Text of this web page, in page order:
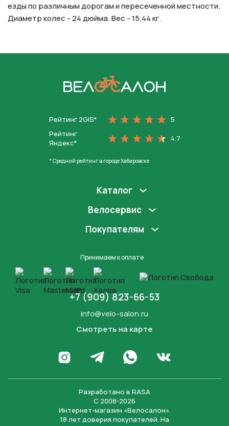
езды по различным дорогам и пересеченной местности.
Диаметр колес - 24 дюйма. Вес - 15,44 кг.
Рейтинг 2GIS*
5
Рейтинг
Яндекс*
4.7
* Средний рейтинг в городе Хабаровске
Каталог
Велосервис
Покупателям
Принимаем к оплате
+7 (909) 823-66-53
info@velo-salon.ru
Смотреть на карте
Перейти в Инстаграм
Написать в Телеграм
Написать в WhatsApp
Перейти во
Разработано в RASA
С 2008-2026
Интернет-магазин «Велосалон».
18 лет доверия покупателей. На